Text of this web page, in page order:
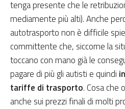
tenga presente che le
mediamente più alti). Anche
autotrasporto non è difficile
committente che, siccome la
toccano con mano già le
pagare di più gli autisti e quindi
tariffe di trasporto. Cosa che
anche sui prezzi finali di molti